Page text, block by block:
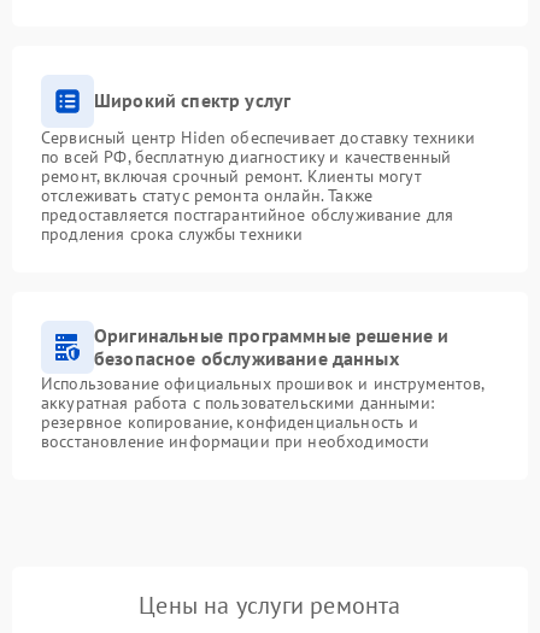
Широкий спектр услуг
Сервисный центр Hiden обеспечивает доставку техники
по всей РФ, бесплатную диагностику и качественный
ремонт, включая срочный ремонт. Клиенты могут
отслеживать статус ремонта онлайн. Также
предоставляется постгарантийное обслуживание для
продления срока службы техники
Оригинальные программные решение и
безопасное обслуживание данных
Использование официальных прошивок и инструментов,
аккуратная работа с пользовательскими данными:
резервное копирование, конфиденциальность и
восстановление информации при необходимости
Цены на услуги ремонта